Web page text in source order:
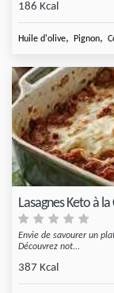
186 Kcal
Huile d'olive, Pignon,
Lasagnes Keto à
Envie de savourer un
Découvrez not...
387 Kcal